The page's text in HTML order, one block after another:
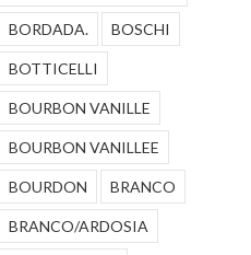
BORDADA. BOSCHI
BOTTICELLI
BOURBON VANILLE
BOURBON VANILLEE
BOURDON BRANCO
BRANCO/ARDOSIA